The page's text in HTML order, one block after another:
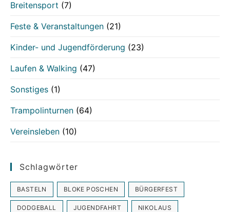
Breitensport (7)
Feste & Veranstaltungen (21)
Kinder- und Jugendförderung (23)
Laufen & Walking (47)
Sonstiges (1)
Trampolinturnen (64)
Vereinsleben (10)
Schlagwörter
BASTELN BLOKE POSCHEN BÜRGERFEST
DODGEBALL JUGENDFAHRT NIKOLAUS